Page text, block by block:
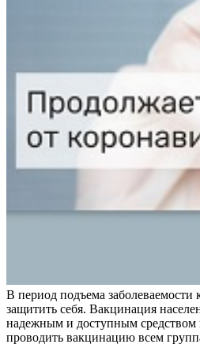
В период подъема
защитить себя. Вакцинация
надежным и доступным средством
проводить вакцинацию всем